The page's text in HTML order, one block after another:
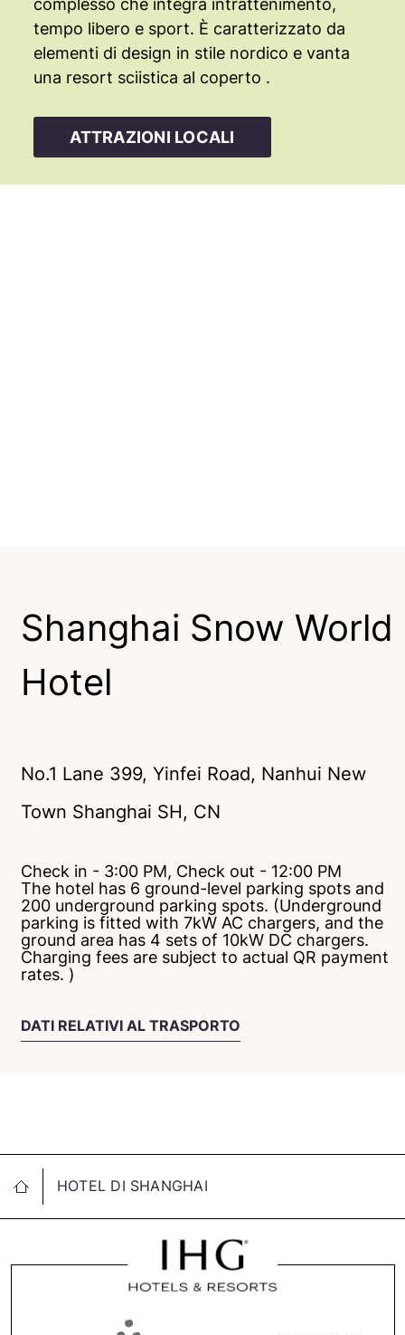
complesso che integra intrattenimento,
tempo libero e sport. È caratterizzato da
elementi di design in stile nordico e vanta
una resort sciistica al coperto .
ATTRAZIONI LOCALI
Shanghai Snow World
Hotel
No.1 Lane 399, Yinfei Road, Nanhui New
Town Shanghai SH, CN
Check in - 3:00 PM, Check out - 12:00 PM
The hotel has 6 ground-level parking spots and
200 underground parking spots. (Underground
parking is fitted with 7kW AC chargers, and the
ground area has 4 sets of 10kW DC chargers.
Charging fees are subject to actual QR payment
rates. )
DATI RELATIVI AL TRASPORTO
HOTEL DI SHANGHAI